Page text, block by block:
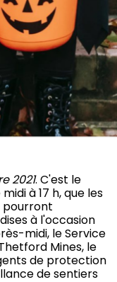
2021. C'est le
à 17 h, que les
pourront
à l'occasion
midi, le Service
Mines, le
de protection
de sentiers